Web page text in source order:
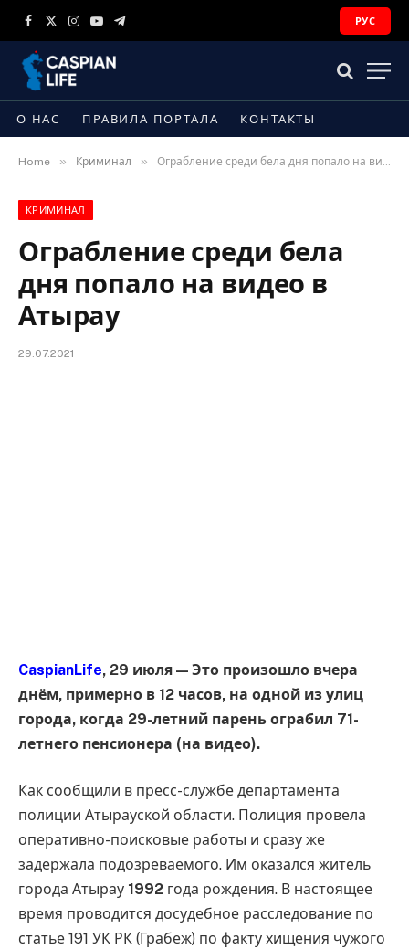
Facebook
X
Instagram
YouTubeTelegram
РУС
О НАС ПРАВИЛА ПОРТАЛА КОНТАКТЫ
Home » Криминал » Ограбление среди бела дня попало на видео в Атырау
КРИМИНАЛ
Ограбление среди бела
дня попало на видео в
Атырау
29.07.2021
CaspianLife, 29 июля — Это произошло вчера
днём, примерно в 12 часов, на одной из улиц
города, когда 29-летний парень ограбил 71-
летнего пенсионера (на видео).
Как сообщили в пресс-службе департамента
полиции Атырауской области. Полиция провела
оперативно-поисковые работы и сразу же
задержала подозреваемого. Им оказался житель
города Атырау 1992 года рождения. В настоящее
время проводится досудебное расследование по
статье 191 УК РК (Грабеж) по факту хищения чужого